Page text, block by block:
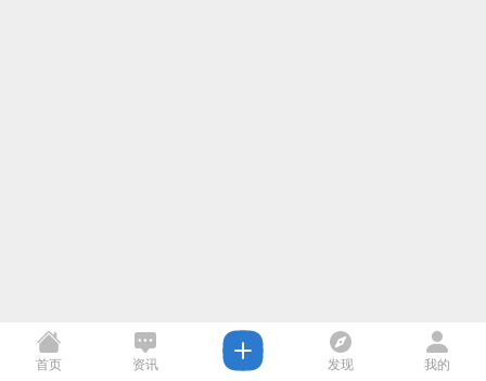
首页 资讯 发现 我的